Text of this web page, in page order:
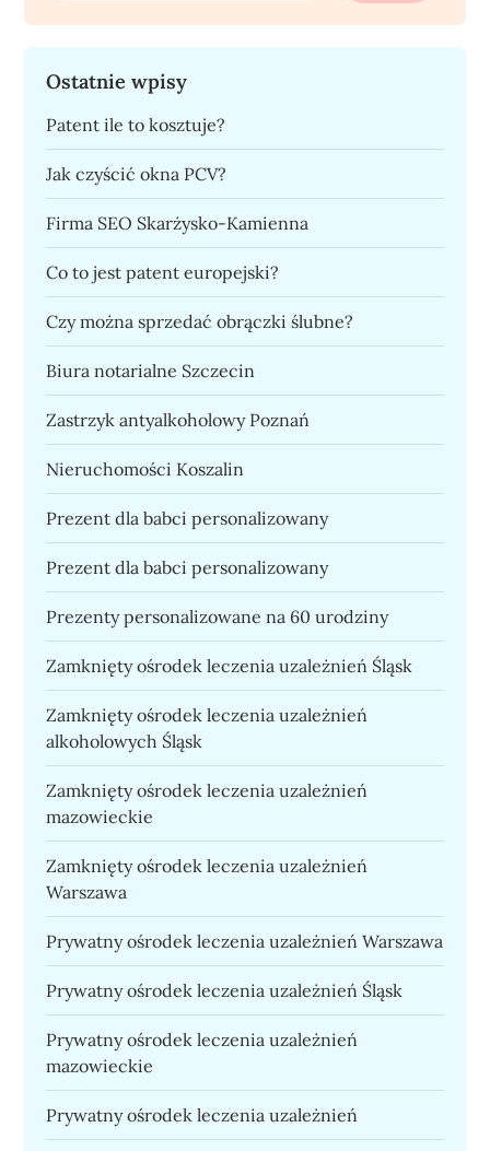
Ostatnie wpisy
Patent ile to kosztuje?
Jak czyścić okna PCV?
Firma SEO Skarżysko-Kamienna
Co to jest patent europejski?
Czy można sprzedać obrączki ślubne?
Biura notarialne Szczecin
Zastrzyk antyalkoholowy Poznań
Nieruchomości Koszalin
Prezent dla babci personalizowany
Prezent dla babci personalizowany
Prezenty personalizowane na 60 urodziny
Zamknięty ośrodek leczenia uzależnień Śląsk
Zamknięty ośrodek leczenia uzależnień
alkoholowych Śląsk
Zamknięty ośrodek leczenia uzależnień
mazowieckie
Zamknięty ośrodek leczenia uzależnień
Warszawa
Prywatny ośrodek leczenia uzależnień Warszawa
Prywatny ośrodek leczenia uzależnień Śląsk
Prywatny ośrodek leczenia uzależnień
mazowieckie
Prywatny ośrodek leczenia uzależnień